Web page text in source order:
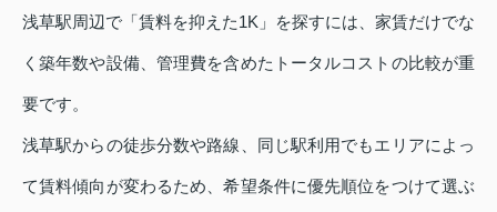
浅草駅周辺で「賃料を抑えた1K」を探すには、家賃だけでな
く築年数や設備、管理費を含めたトータルコストの比較が重
要です。
浅草駅からの徒歩分数や路線、同じ駅利用でもエリアによっ
て賃料傾向が変わるため、希望条件に優先順位をつけて選ぶ